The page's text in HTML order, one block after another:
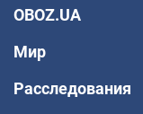
OBOZ.UA
Мир
Расследования